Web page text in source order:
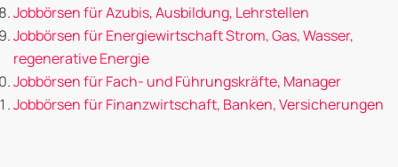
Jobbörsen für Azubis, Ausbildung, Lehrstellen
Jobbörsen für Energiewirtschaft Strom, Gas, Wasser,
regenerative Energie
Jobbörsen für Fach- und Führungskräfte, Manager
Jobbörsen für Finanzwirtschaft, Banken, Versicherungen